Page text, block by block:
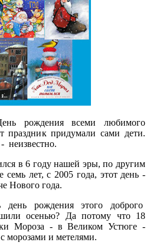
рождения всеми любимого
праздник придумали сами дети.
неизвестно.
в 6 году нашей эры, по другим
лет, с 2005 года, этот день -
Нового года.
рождения этого доброго
осенью? Да потому что 18
Мороза - в Великом Устюге -
морозами и метелями.